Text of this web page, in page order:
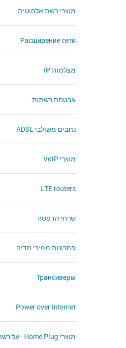
מוצרי רשת אלחוטית
Расширение сети
מצלמות IP
אבטחת רשתות
נתבים משולבי ADSL
מוצרי VoIP
LTE routers
שרתי הדפסה
פתרונות ממירי מדיה
Трансиверы
Power over Internet
מוצרי Home Plug - על רשת החשמל